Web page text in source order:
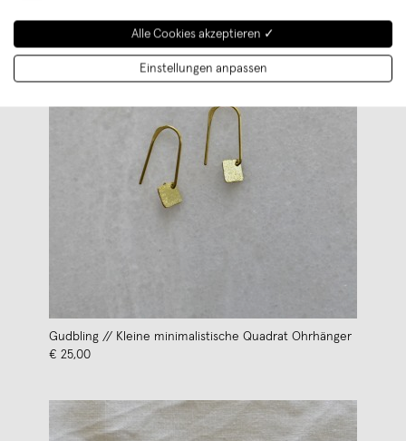
Gudbling // Kleine minimalistische Quadrat Ohrhänger
€ 25,00
Alle Cookies akzeptieren ✓
Einstellungen anpassen